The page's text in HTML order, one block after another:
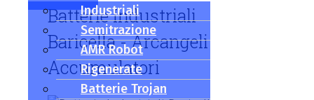
Industriali
Semitrazione
AMR Robot
Rigenerate
Batterie Trojan
Batterie Industriali
Baricella - Arcangeli
Accumulatori